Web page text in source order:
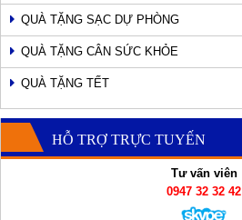
QUÀ TẶNG SẠC DỰ PHÒNG
QUÀ TẶNG CÂN SỨC KHỎE
QUÀ TẶNG TẾT
HỖ TRỢ TRỰC TUYẾN
Tư vấn viên
0947 32 32 42